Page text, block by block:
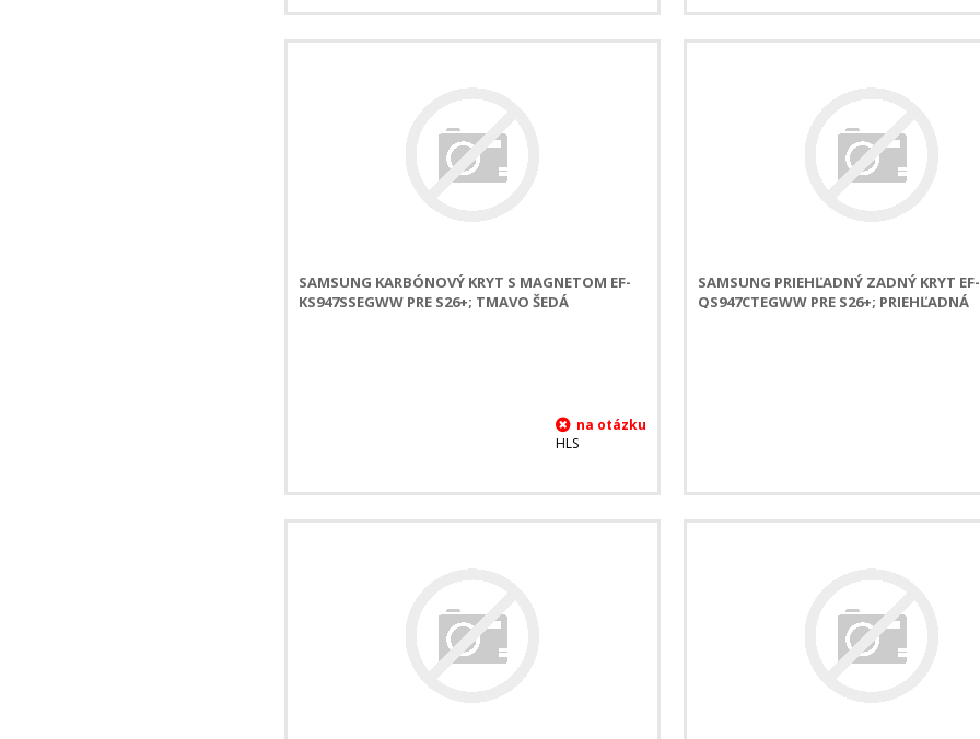
SAMSUNG KARBÓNOVÝ KRYT S MAGNETOM EF-
KS947SSEGWW PRE S26+; TMAVO ŠEDÁ
HLS
SAMSUNG PRIEHĽADNÝ ZADNÝ KRYT EF-
QS947CTEGWW PRE S26+; PRIEHĽADNÁ